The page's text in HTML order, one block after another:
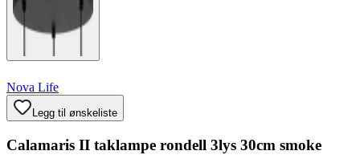
Nova Life
Legg til ønskeliste
Calamaris II taklampe rondell 3lys 30cm smoke